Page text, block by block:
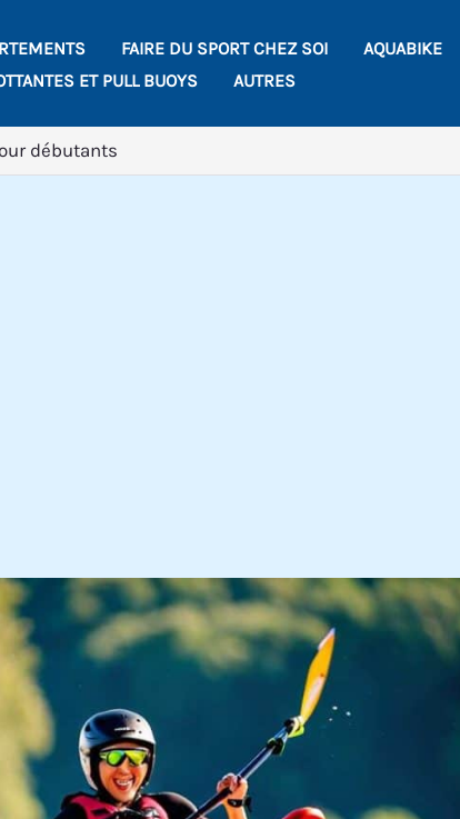
FAIRE DU SPORT CHEZ SOI AQUABIKE
ET PULL BUOYS
AUTRES
débutants